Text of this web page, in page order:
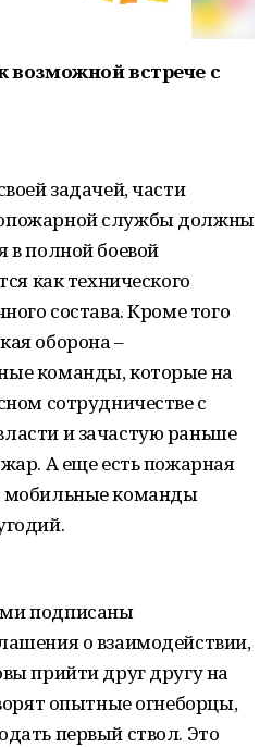
возможной встрече с
задачей, части
службы должны
в полной боевой
как технического
состава. Кроме того
оборона –
команды, которые на
сотрудничестве с
и зачастую раньше
А еще есть пожарная
мобильные команды
подписаны
о взаимодействии,
прийти друг другу на
опытные огнеборцы,
первый ствол. Это